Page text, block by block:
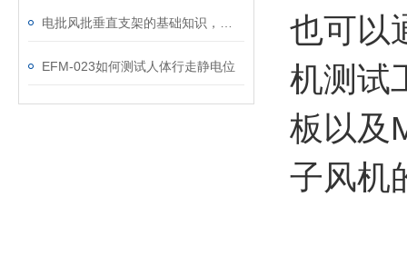
EFM-023如何测试人体行走静电位
也可以
机测试
板以及
子风机